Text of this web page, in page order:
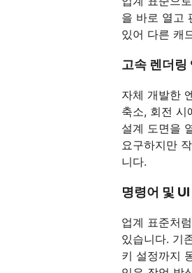
을 바로 열고
있어 다른 캐
고속 렌더링
자체 개발한
축소, 회전 시
설계 도면을
요구하지만
니다.
명령어 및
업계 표준처
있습니다. 기
키 설정까지